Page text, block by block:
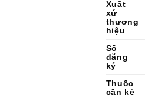
Xuất
xứ
thương
hiệu
Số
đăng
ký
Thuốc
cần kê